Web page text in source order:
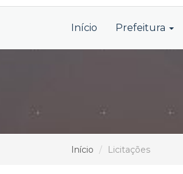
Início Prefeitura
Início Licitações